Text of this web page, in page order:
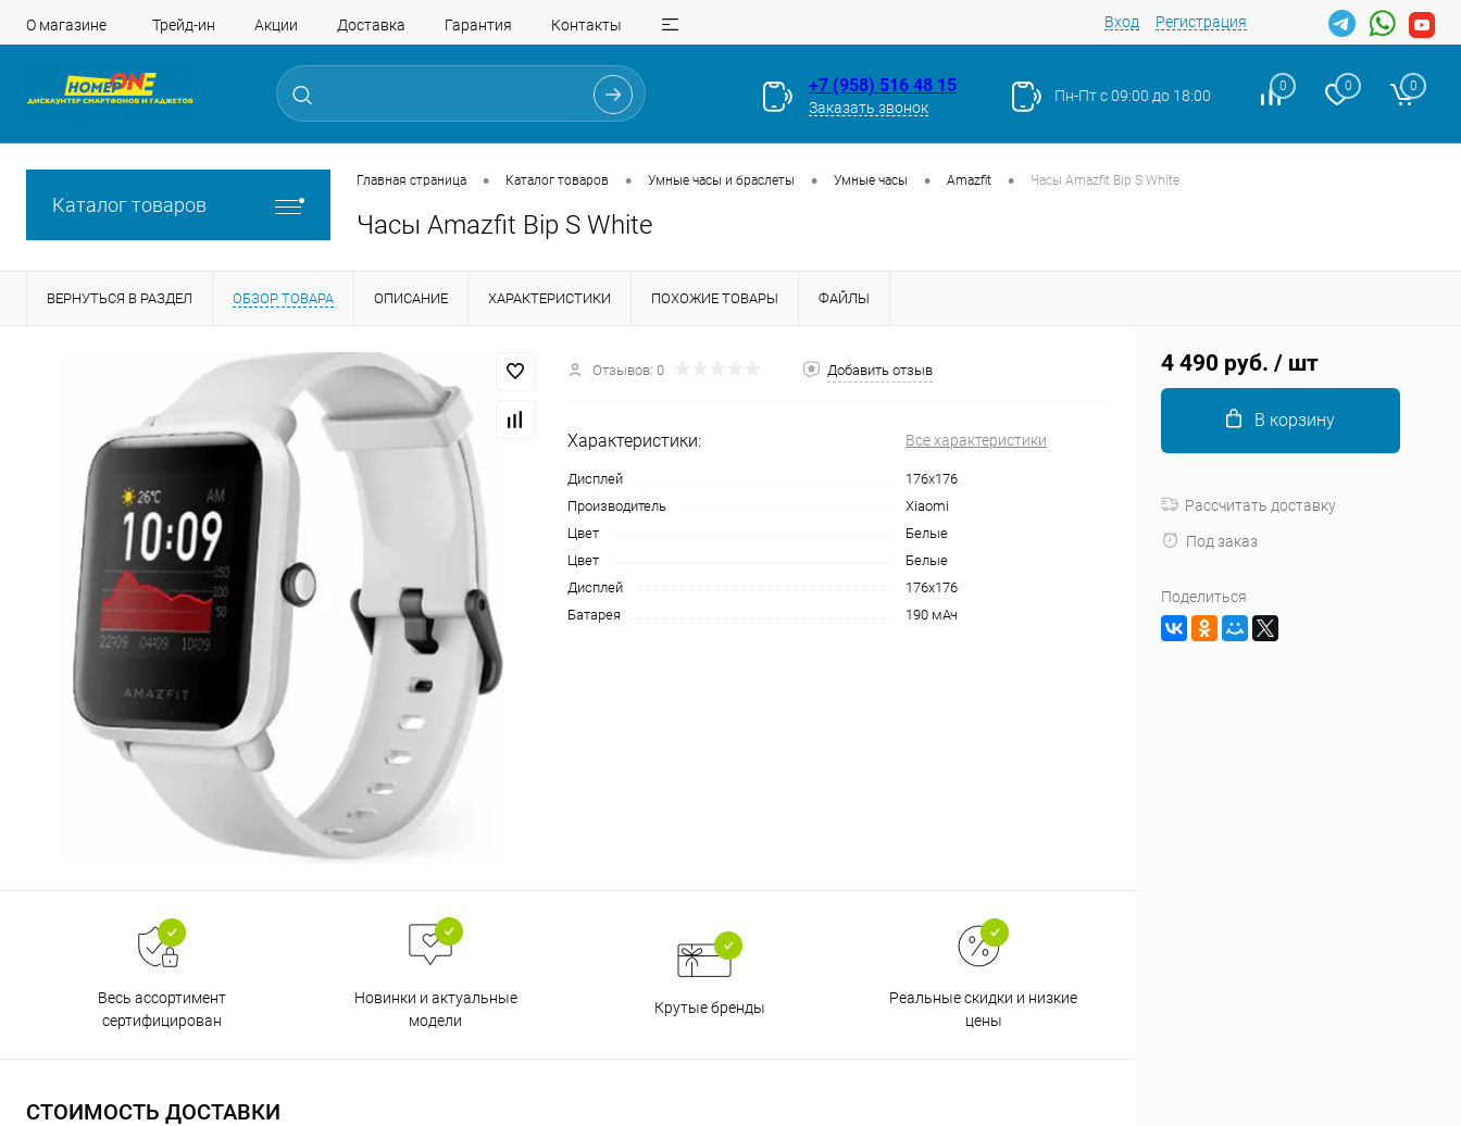
О магазине Трейд-ин Акции Доставка Гарантия Контакты Вход Регистрация
+7 (958) 516 48 15
Заказать звонок
Пн-Пт с 09:00 до 18:00
0 0 0
Каталог товаров
Главная страница • Каталог товаров • Умные часы и браслеты • Умные часы • Amazfit • Часы Amazfit Bip S White
Часы Amazfit Bip S White
ВЕРНУТЬСЯ В РАЗДЕЛ ОБЗОР ТОВАРА ОПИСАНИЕ ХАРАКТЕРИСТИКИ ПОХОЖИЕ ТОВАРЫ ФАЙЛЫ
Отзывов: 0 Добавить отзыв
Характеристики: Все характеристики
Дисплей
176x176
Производитель
Xiaomi
Цвет
Белые
Цвет
Белые
Дисплей
176x176
Батарея
190 мАч
Весь ассортимент
сертифицирован
Новинки и актуальные
модели
Крутые бренды
Реальные скидки и низкие
цены
СТОИМОСТЬ ДОСТАВКИ
4 490 руб. / шт
В корзину
Рассчитать доставку
Под заказ
Поделиться
Для клиентов всех банков
Разбейтеоплату
на частибез переплат
% картой любого банка
Получайте товар выбранный способом